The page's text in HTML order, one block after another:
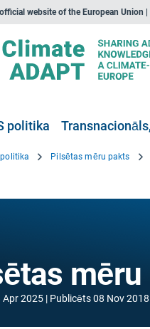
website of the European Union
politika
politika Pilsētas mēru pakts
Apr 2025 Publicēts08 Nov 2018